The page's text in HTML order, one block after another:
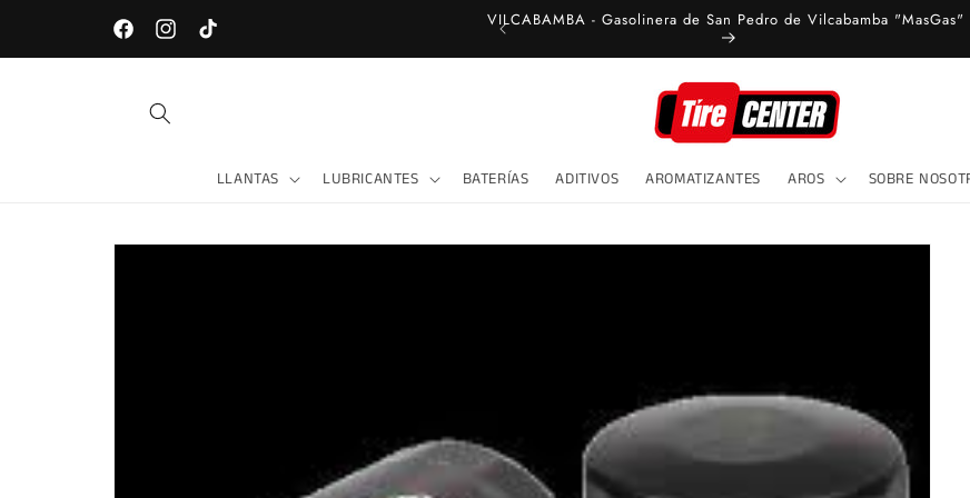
directamente
FacebookInstagramTikTok
LOJA - Av. Universitaria entre Gonzanamá y Celica VILCABAMBA - Gasolinera de San Pedro de Vilcabamba "MasGas"
LLANTAS LUBRICANTES BATERÍAS ADITIVOS AROMATIZANTES AROS SOBRE
directamente